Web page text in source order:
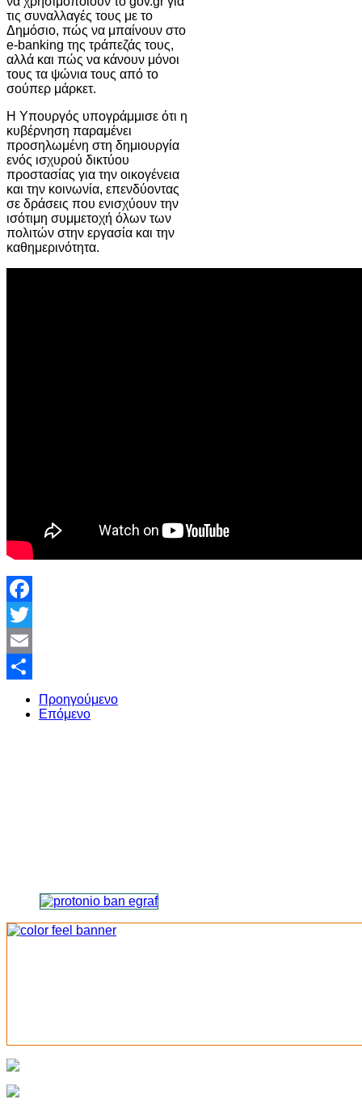
τις συναλλαγές τους με το
Δημόσιο, πώς να μπαίνουν στο
e-banking της τράπεζάς τους,
αλλά και πώς να κάνουν μόνοι
τους τα ψώνια τους από το
σούπερ μάρκετ.
Η Υπουργός υπογράμμισε ότι η
κυβέρνηση παραμένει
προσηλωμένη στη δημιουργία
ενός ισχυρού δικτύου
προστασίας για την οικογένεια
και την κοινωνία, επενδύοντας
σε δράσεις που ενισχύουν την
ισότιμη συμμετοχή όλων των
πολιτών στην εργασία και την
καθημερινότητα.
Facebook
Twitter
Email
Share
Προηγούμενο
Επόμενο